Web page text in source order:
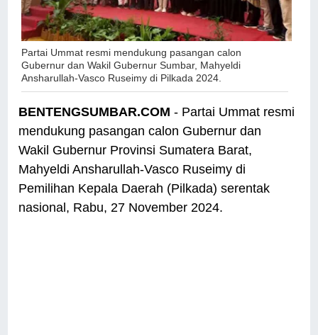
Partai Ummat resmi mendukung pasangan calon
Gubernur dan Wakil Gubernur Sumbar, Mahyeldi
Ansharullah-Vasco Ruseimy di Pilkada 2024.
BENTENGSUMBAR.COM - Partai Ummat resmi
mendukung pasangan calon Gubernur dan
Wakil Gubernur Provinsi Sumatera Barat,
Mahyeldi Ansharullah-Vasco Ruseimy di
Pemilihan Kepala Daerah (Pilkada) serentak
nasional, Rabu, 27 November 2024.